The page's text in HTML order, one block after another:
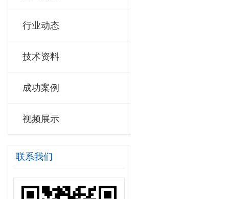
行业动态
技术资料
成功案例
视频展示
联系我们